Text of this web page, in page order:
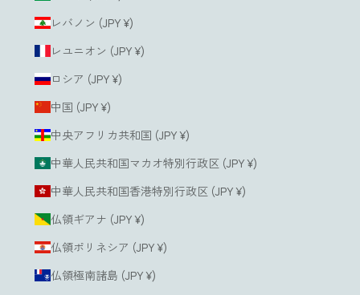
レバノン (JPY ¥)
レユニオン (JPY ¥)
ロシア (JPY ¥)
中国 (JPY ¥)
中央アフリカ共和国 (JPY ¥)
中華人民共和国マカオ特別行政区 (JPY ¥)
中華人民共和国香港特別行政区 (JPY ¥)
仏領ギアナ (JPY ¥)
仏領ポリネシア (JPY ¥)
仏領極南諸島 (JPY ¥)